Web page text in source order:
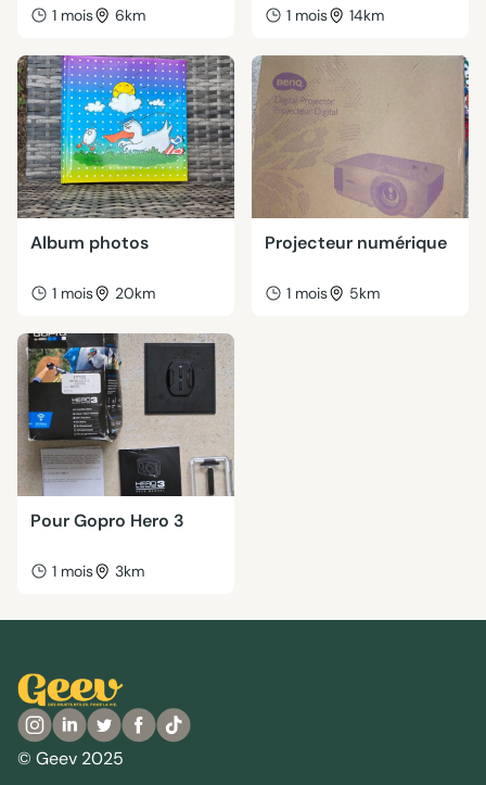
1 mois 6km 1 mois 14km
Album photos
1 mois 20km
Projecteur numérique
1 mois 5km
Pour Gopro Hero 3
1 mois 3km
© Geev 2025